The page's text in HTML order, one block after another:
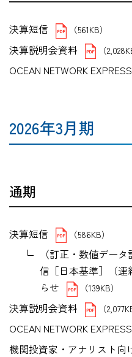
決算短信 （561KB）
決算説明会資料 （
OCEAN NETWORK
2026年3月期
通期
決算短信 （586KB）
（訂正・数値デー
信［日本基準］（連
らせ
（139KB）
決算説明会資料 （
OCEAN NETWORK
機関投資家・アナリスト向